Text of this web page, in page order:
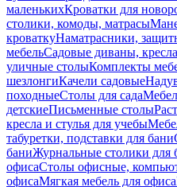
маленькихКроватки для
столики, комоды, матрасы
кроваткуНаматрасники,
мебельСадовые диваны, кресла
уличные столыКомплекты
шезлонгиКачели садовые
походныеСтолы для сада
детскиеПисьменные столы
кресла и стулья для учебы
табуретки, подставки для бани
баниЖурнальные столики для
офисаСтолы офисные,
офисаМягкая мебель для офиса